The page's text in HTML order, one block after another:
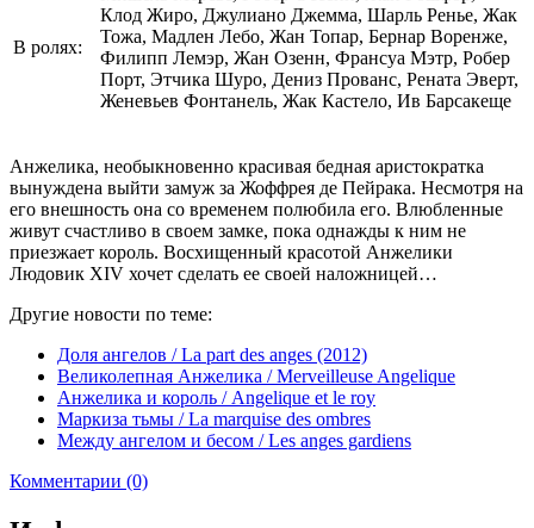
В ролях:
Клод Жиро, Джулиано Джемма, Шарль Ренье, Жак
Тожа, Мадлен Лебо, Жан Топар, Бернар Воренже,
Филипп Лемэр, Жан Озенн, Франсуа Мэтр, Робер
Порт, Этчика Шуро, Дениз Прованс, Рената Эверт,
Женевьев Фонтанель, Жак Кастело, Ив Барсакеще
Анжелика, необыкновенно красивая бедная аристократка
вынуждена выйти замуж за Жоффрея де Пейрака. Несмотря на
его внешность она со временем полюбила его. Влюбленные
живут счастливо в своем замке, пока однажды к ним не
приезжает король. Восхищенный красотой Анжелики
Людовик XIV хочет сделать ее своей наложницей…
Другие новости по теме:
Доля ангелов / La part des anges (2012)
Великолепная Анжелика / Merveilleuse Angelique
Анжелика и король / Angelique et le roy
Маркиза тьмы / La marquise des ombres
Между ангелом и бесом / Les anges gardiens
Комментарии (0)